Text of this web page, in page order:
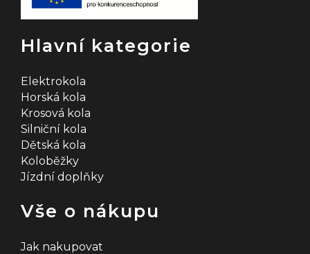
Hlavní kategorie
Elektrokola
Horská kola
Krosová kola
Silniční kola
Dětská kola
Koloběžky
Jízdní doplňky
Vše o nákupu
Jak nakupovat